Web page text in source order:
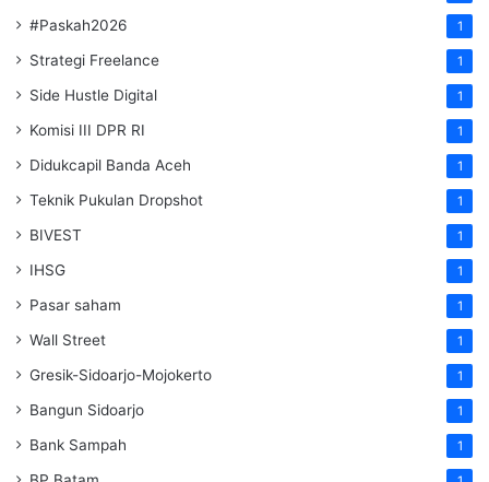
#Paskah2026 1
Strategi Freelance 1
Side Hustle Digital 1
Komisi III DPR RI 1
Didukcapil Banda Aceh 1
Teknik Pukulan Dropshot 1
BIVEST 1
IHSG 1
Pasar saham 1
Wall Street 1
Gresik-Sidoarjo-Mojokerto 1
Bangun Sidoarjo 1
Bank Sampah 1